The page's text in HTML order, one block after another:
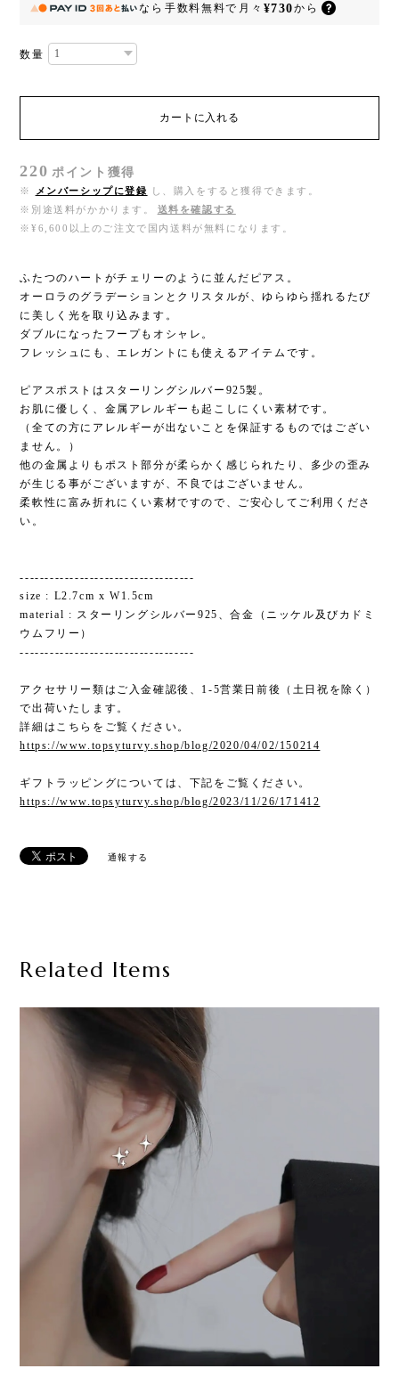
なら 手数料無料で 月々 ¥730から
数量
カートに入れる
220 ポイント 獲得
※ メンバーシップに登録
し、購入をすると獲得できます。
※別途送料がかかります。
送料を確認する
※¥6,600以上のご注文で国内送料が無料になります。
ふたつのハートがチェリーのように並んだピアス。
オーロラのグラデーションとクリスタルが、ゆらゆら揺れるたび
に美しく光を取り込みます。
ダブルになったフープもオシャレ。
フレッシュにも、エレガントにも使えるアイテムです。
ピアスポストはスターリングシルバー925製。
お肌に優しく、金属アレルギーも起こしにくい素材です。
（全ての方にアレルギーが出ないことを保証するものではござい
ません。）
他の金属よりもポスト部分が柔らかく感じられたり、多少の歪み
が生じる事がございますが、不良ではございません。
柔軟性に富み折れにくい素材ですので、ご安心してご利用くださ
い。
-----------------------------------
size : L2.7cm x W1.5cm
material : スターリングシルバー925、合金（ニッケル及びカドミ
ウムフリー）
-----------------------------------
アクセサリー類はご入金確認後、1-5営業日前後（土日祝を除く）
で出荷いたします。
詳細はこちらをご覧ください。
https://www.topsyturvy.shop/blog/2020/04/02/150214
ギフトラッピングについては、下記をご覧ください。
https://www.topsyturvy.shop/blog/2023/11/26/171412
通報する
Related Items